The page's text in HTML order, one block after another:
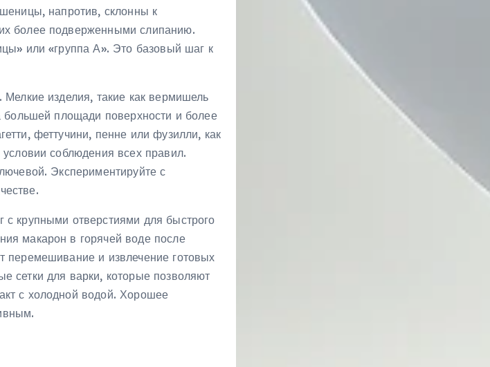
напротив, склонны к
более подверженными слипанию.
или «группа А». Это базовый шаг к
изделия, такие как вермишель
большей площади поверхности и более
феттучини, пенне или фузилли, как
соблюдения всех правил.
Экспериментируйте с
крупными отверстиями для быстрого
макарон в горячей воде после
перемешивание и извлечение готовых
сетки для варки, которые позволяют
с холодной водой. Хорошее